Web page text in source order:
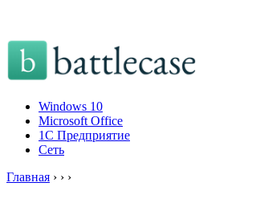
Windows 10
Microsoft Office
1C Предприятие
Сеть
Главная › › ›